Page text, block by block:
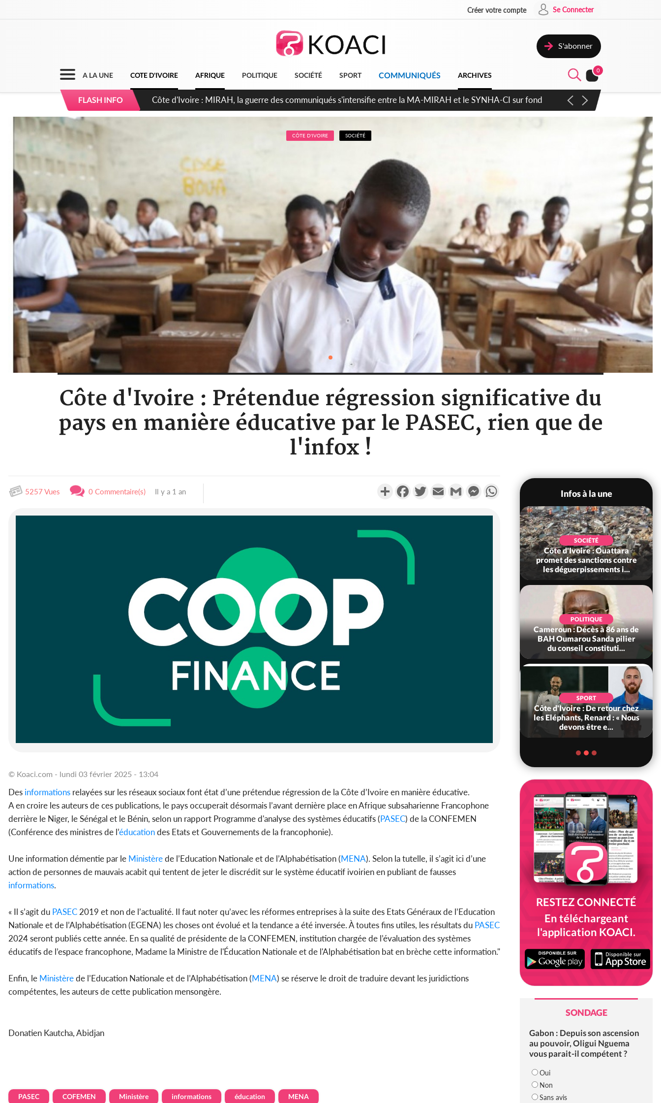
Créer votre compte Se Connecter
S'abonner
A LA UNE COTE D'IVOIRE AFRIQUE POLITIQUE SOCIÉTÉ SPORT COMMUNIQUÉS ARCHIVES
0
FLASH INFO Côte d'Ivoire : Indépendance 2026, Thiam plaide pour un environnement démocratique plus apaisé
CÔTE D'IVOIRE SOCIÉTÉ
Côte d'Ivoire : Prétendue régression significative du
pays en manière éducative par le PASEC, rien que de
l'infox !
5257 Vues 0 Commentaire(s) Il y a 1 an PartagerFacebookTwitterEmail Gmail MessengerWhatsApp
© Koaci.com - lundi 03 février 2025 - 13:04
Des informations relayées sur les réseaux sociaux font état d’une prétendue régression de la Côte d’Ivoire en manière éducative.
A en croire les auteurs de ces publications, le pays occuperait désormais l’avant dernière place en Afrique subsaharienne Francophone
derrière le Niger, le Sénégal et le Bénin, selon un rapport Programme d'analyse des systèmes éducatifs (PASEC) de la CONFEMEN
(Conférence des ministres de l’éducationdes Etats et Gouvernements de la francophonie).
Une information démentie par le Ministèrede l’Education Nationale et de l’Alphabétisation (MENA). Selon la tutelle, il s’agit ici d’une
action de personnes de mauvais acabit qui tentent de jeter le discrédit sur le système éducatif ivoirien en publiant de fausses
informations.
« Il s’agit du PASEC2019 et non de l’actualité. Il faut noter qu’avec les réformes entreprises à la suite des Etats Généraux de l’Education
Nationale et de l’Alphabétisation (EGENA) les choses ont évolué et la tendance a été inversée. À toutes fins utiles, les résultats du PASEC
2024 seront publiés cette année. En sa qualité de présidente de la CONFEMEN, institution chargée de l’évaluation des systèmes
éducatifs de l’espace francophone, Madame la Ministre de l'Éducation Nationale et de l'Alphabétisation bat en brèche cette information."
Enfin, le Ministèrede l’Education Nationale et de l’Alphabétisation (MENA) se réserve le droit de traduire devant les juridictions
compétentes, les auteurs de cette publication mensongère.
Donatien Kautcha, Abidjan
PASEC COFEMEN Ministère informations éducation MENA
Infos à la une
Côte d'Ivoire : Après le pari
réussi du 66e anniversaire,
SOCIÉTÉ
Côte d'Ivoire : Ouattara
promet des sanctions contre
les déguerpissements i...
POLITIQUE
Cameroun : Décès à 86 ans de
BAH Oumarou Sanda pilier
du conseil constituti...
SPORT
Côte d'Ivoire : De retour chez
les Eléphants, Renard : « Nous
devons être e...
RESTEZ CONNECTÉ
En téléchargeant
l'application KOACI.
SONDAGE
Gabon : Depuis son ascension
au pouvoir, Oligui Nguema
vous parait-il compétent ?
Oui
Non
Sans avis